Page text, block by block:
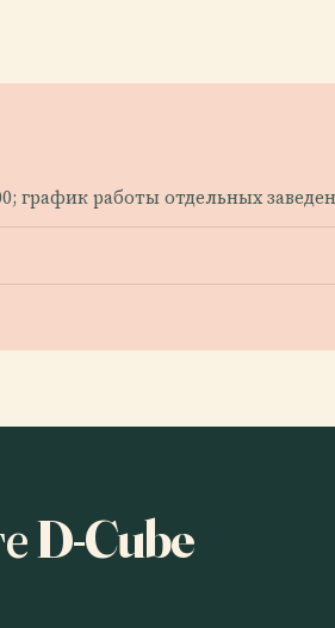
график работы отдельных
D-Cube